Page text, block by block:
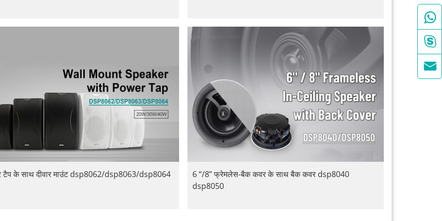
टैप के साथ दीवार माउंट dsp8062/dsp8063/dsp8064
6 “/8” फ्रेमलेस-बैक कवर के साथ बैक कवर dsp8040
dsp8050


